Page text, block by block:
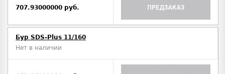
707.93000000 руб. ПРЕДЗАКАЗ
Бур SDS-Plus 11/160
Нет в наличии